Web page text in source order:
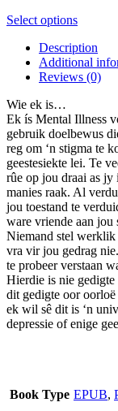
page
Select optionsThis
has
multiple
variants.
may
be
chosen
on
the
product
page
Description
Additional
Reviews (0)
Wie ek is…
Ek ís Mental Illness
gebruik doelbewus
reg om ‘n stigma te
geestesiekte lei. Te
rûe op jou draai as jy
manies raak. Al
jou toestand te
ware vriende aan
Niemand stel
vra vir jou gedrag
te probeer verstaan
Hierdie is nie gedigte
dit gedigte oor
ek wil sê dit is ‘n
depressie of enige
Book Type EPUB,